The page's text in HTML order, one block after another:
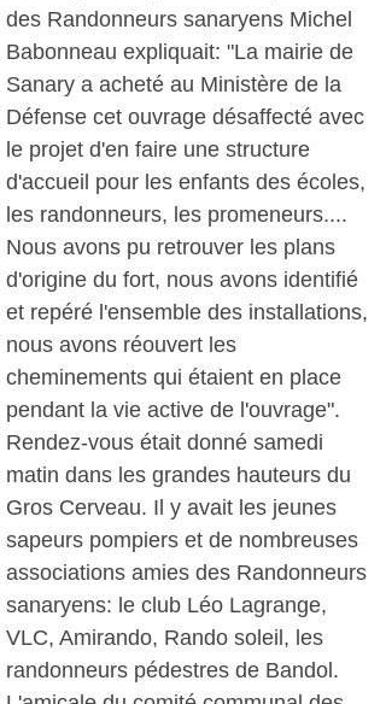
des Randonneurs sanaryens Michel
Babonneau expliquait: "La mairie de
Sanary a acheté au Ministère de la
Défense cet ouvrage désaffecté avec
le projet d'en faire une structure
d'accueil pour les enfants des écoles,
les randonneurs, les promeneurs....
Nous avons pu retrouver les plans
d'origine du fort, nous avons identifié
et repéré l'ensemble des installations,
nous avons réouvert les
cheminements qui étaient en place
pendant la vie active de l'ouvrage".
Rendez-vous était donné samedi
matin dans les grandes hauteurs du
Gros Cerveau. Il y avait les jeunes
sapeurs pompiers et de nombreuses
associations amies des Randonneurs
sanaryens: le club Léo Lagrange,
VLC, Amirando, Rando soleil, les
randonneurs pédestres de Bandol.